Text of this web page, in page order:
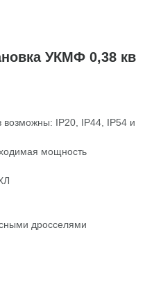
УКМФ 0,38 кв
возможны: IP20, IP44, IP54 и
мощность
дросселями